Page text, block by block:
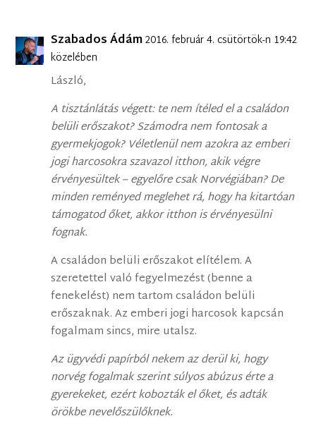
Szabados Ádám2016. február 4. csütörtök-n 19:42
közelében
László,
A tisztánlátás végett: te nem ítéled el a családon
belüli erőszakot? Számodra nem fontosak a
gyermekjogok? Véletlenül nem azokra az emberi
jogi harcosokra szavazol itthon, akik végre
érvényesültek – egyelőre csak Norvégiában? De
minden reményed meglehet rá, hogy ha kitartóan
támogatod őket, akkor itthon is érvényesülni
fognak.
A családon belüli erőszakot elítélem. A
szeretettel való fegyelmezést (benne a
fenekelést) nem tartom családon belüli
erőszaknak. Az emberi jogi harcosok kapcsán
fogalmam sincs, mire utalsz.
Az ügyvédi papírból nekem az derül ki, hogy
norvég fogalmak szerint súlyos abúzus érte a
gyerekeket, ezért kobozták el őket, és adták
örökbe nevelőszülőknek.